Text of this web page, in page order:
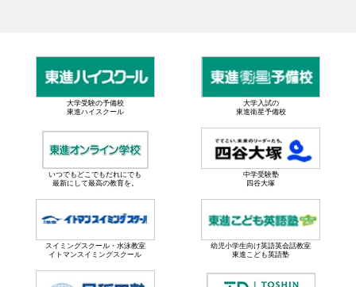
大学受験の予備校
東進ハイスクール
大学入試の
東進衛星予備校
いつでもどこでもだれにでも
最新にして最高の教育を。
中学受験塾
四谷大塚
スイミングスクール・水泳教室
イトマンスイミングスクール
幼児小学生向け英語英会話教室
東進こども英語塾